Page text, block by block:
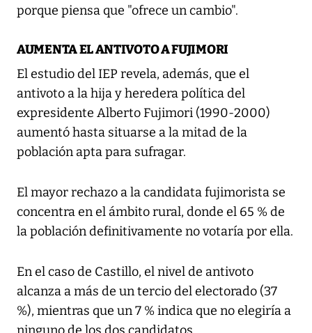
porque piensa que "ofrece un cambio".
AUMENTA EL ANTIVOTO A FUJIMORI
El estudio del IEP revela, además, que el
antivoto a la hija y heredera política del
expresidente Alberto Fujimori (1990-2000)
aumentó hasta situarse a la mitad de la
población apta para sufragar.
El mayor rechazo a la candidata fujimorista se
concentra en el ámbito rural, donde el 65 % de
la población definitivamente no votaría por ella.
En el caso de Castillo, el nivel de antivoto
alcanza a más de un tercio del electorado (37
%), mientras que un 7 % indica que no elegiría a